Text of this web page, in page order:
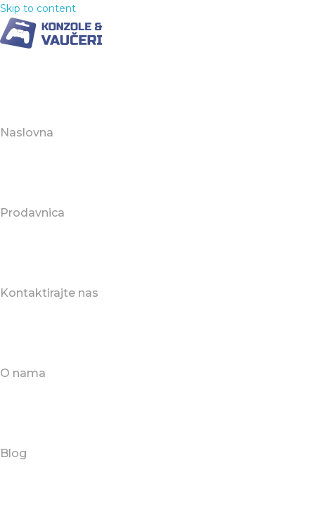
Skip to content
Naslovna
Prodavnica
Kontaktirajte nas
O nama
Blog